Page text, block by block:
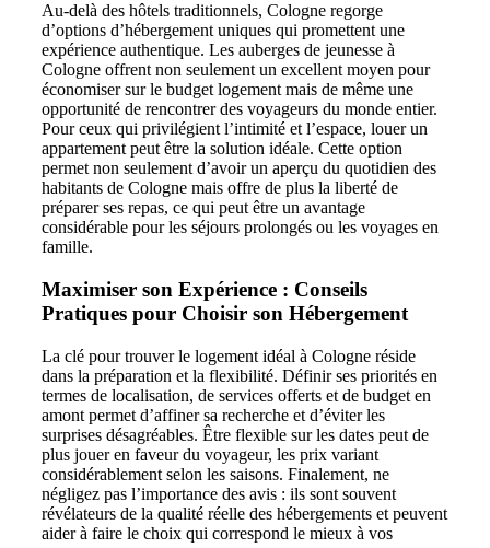
Au-delà des hôtels traditionnels, Cologne regorge
d’options d’hébergement uniques qui promettent une
expérience authentique. Les auberges de jeunesse à
Cologne offrent non seulement un excellent moyen pour
économiser sur le budget logement mais de même une
opportunité de rencontrer des voyageurs du monde entier.
Pour ceux qui privilégient l’intimité et l’espace, louer un
appartement peut être la solution idéale. Cette option
permet non seulement d’avoir un aperçu du quotidien des
habitants de Cologne mais offre de plus la liberté de
préparer ses repas, ce qui peut être un avantage
considérable pour les séjours prolongés ou les voyages en
famille.
Maximiser son Expérience : Conseils
Pratiques pour Choisir son Hébergement
La clé pour trouver le logement idéal à Cologne réside
dans la préparation et la flexibilité. Définir ses priorités en
termes de localisation, de services offerts et de budget en
amont permet d’affiner sa recherche et d’éviter les
surprises désagréables. Être flexible sur les dates peut de
plus jouer en faveur du voyageur, les prix variant
considérablement selon les saisons. Finalement, ne
négligez pas l’importance des avis : ils sont souvent
révélateurs de la qualité réelle des hébergements et peuvent
aider à faire le choix qui correspond le mieux à vos